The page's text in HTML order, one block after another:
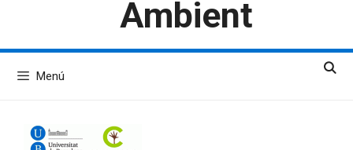
Ambient
Menú